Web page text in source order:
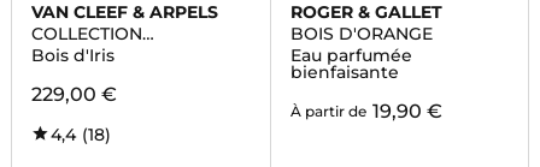
VAN CLEEF & ARPELS
COLLECTION
EXTRAORDINAIRE
Bois d'Iris
229,00 €
4,4 (18)
ROGER & GALLET
BOIS D'ORANGE
Eau parfumée
bienfaisante
À partir de 19,90 €